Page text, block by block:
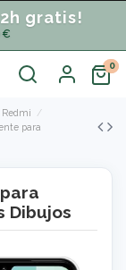
gratis!
Redmi
para
Dibujos